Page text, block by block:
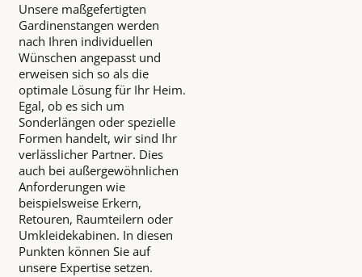
Unsere maßgefertigten
Gardinenstangen werden
nach Ihren individuellen
Wünschen angepasst und
erweisen sich so als die
optimale Lösung für Ihr Heim.
Egal, ob es sich um
Sonderlängen oder spezielle
Formen handelt, wir sind Ihr
verlässlicher Partner. Dies
auch bei außergewöhnlichen
Anforderungen wie
beispielsweise Erkern,
Retouren, Raumteilern oder
Umkleidekabinen. In diesen
Punkten können Sie auf
unsere Expertise setzen.